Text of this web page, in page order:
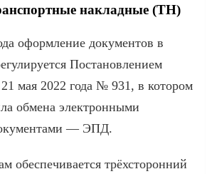
накладные (ТН)
оформление документов в
Постановлением
мая 2022 года № 931, в котором
обмена электронными
— ЭПД.
обеспечивается трёхсторонний